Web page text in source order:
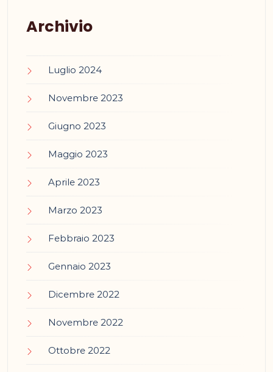
Archivio
Luglio 2024
Novembre 2023
Giugno 2023
Maggio 2023
Aprile 2023
Marzo 2023
Febbraio 2023
Gennaio 2023
Dicembre 2022
Novembre 2022
Ottobre 2022